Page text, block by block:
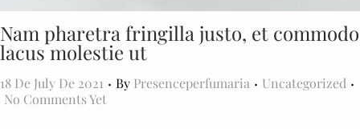
Nam pharetra fringilla justo, et commodo
lacus molestie ut
P
O
18 De July De 2021 . By Presenceperfumaria . PUncategorized .
No Comments Yet